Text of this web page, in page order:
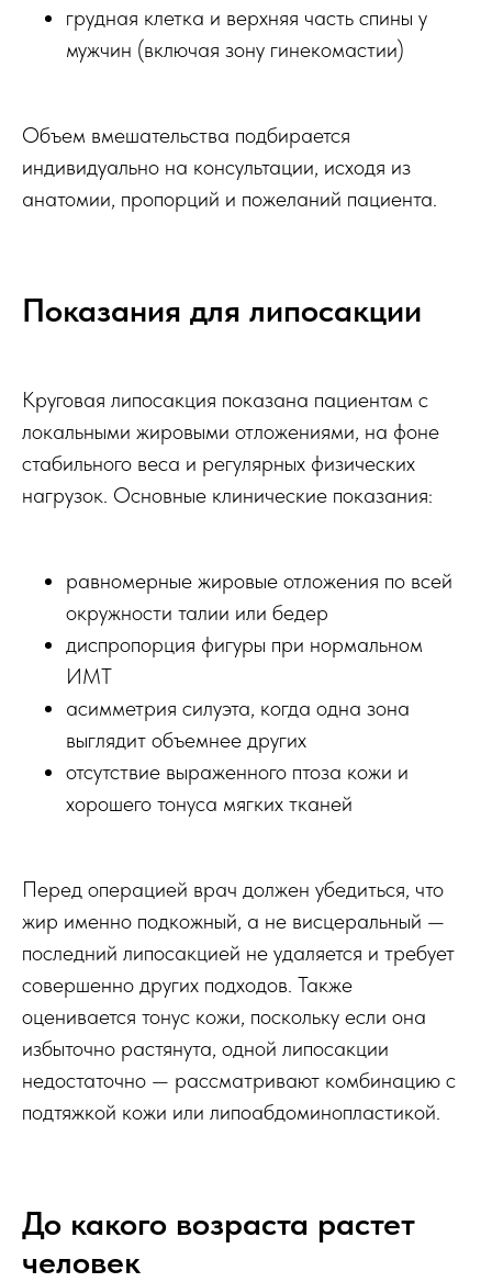
грудная клетка и верхняя часть спины у
мужчин (включая зону гинекомастии)
Объем вмешательства подбирается
индивидуально на консультации, исходя из
анатомии, пропорций и пожеланий пациента.
Показания для липосакции
Круговая липосакция показана пациентам с
локальными жировыми отложениями, на фоне
стабильного веса и регулярных физических
нагрузок. Основные клинические показания:
равномерные жировые отложения по всей
окружности талии или бедер
диспропорция фигуры при нормальном
ИМТ
асимметрия силуэта, когда одна зона
выглядит объемнее других
отсутствие выраженного птоза кожи и
хорошего тонуса мягких тканей
Перед операцией врач должен убедиться, что
жир именно подкожный, а не висцеральный —
последний липосакцией не удаляется и требует
совершенно других подходов. Также
оценивается тонус кожи, поскольку если она
избыточно растянута, одной липосакции
недостаточно — рассматривают комбинацию с
подтяжкой кожи или липоабдоминопластикой.
До какого возраста растет
человек